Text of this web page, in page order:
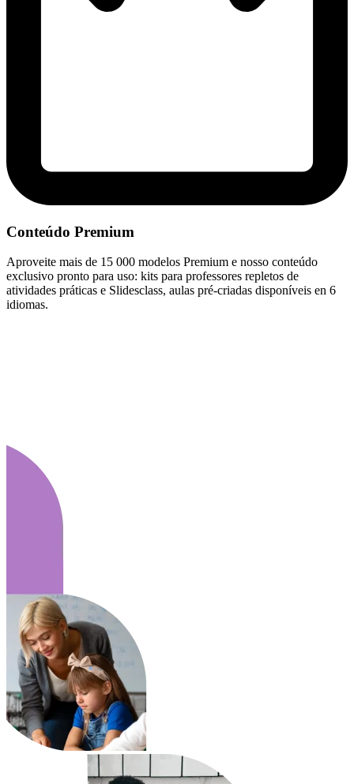
Conteúdo Premium
Aproveite mais de 15 000 modelos Premium e nosso conteúdo
exclusivo pronto para uso: kits para professores repletos de
atividades práticas e Slidesclass, aulas pré-criadas disponíveis en 6
idiomas.